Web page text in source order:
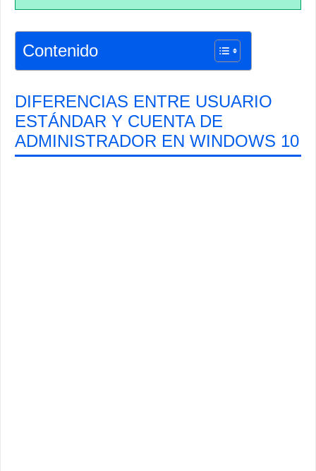
Contenido
DIFERENCIAS ENTRE USUARIO
ESTÁNDAR Y CUENTA DE
ADMINISTRADOR EN WINDOWS 10